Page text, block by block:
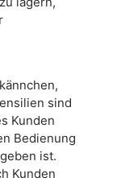
sind
Kunden
Bedienung
ist.
Kunden